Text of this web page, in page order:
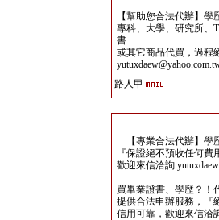
【幫助您合法代辦】
專科、大學、研究所、
書
或其它商品代買，過程
路人甲
【專業合法代辦】學
『保證絕不預收任何
歡迎來信洽詢
買畢業證書、學歷？！
提供合法申辦服務，『
信用可靠，歡迎來信洽